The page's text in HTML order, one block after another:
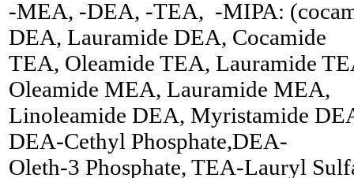
-MEA, -DEA, -TEA, -MIPA:
DEA, Lauramide DEA, Cocamide
TEA, Oleamide TEA, Lauramide
Oleamide MEA, Lauramide MEA,
Linoleamide DEA, Myristamide
DEA-Cethyl Phosphate,DEA-
Oleth-3 Phosphate, TEA-Lauryl